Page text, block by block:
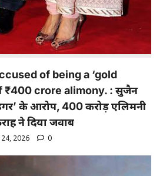
of being a ‘gold
₹400 crore alimony. : सुजैन
के आरोप, 400 करोड़ एलिमनी
ने दिया जवाब
24, 2026 0